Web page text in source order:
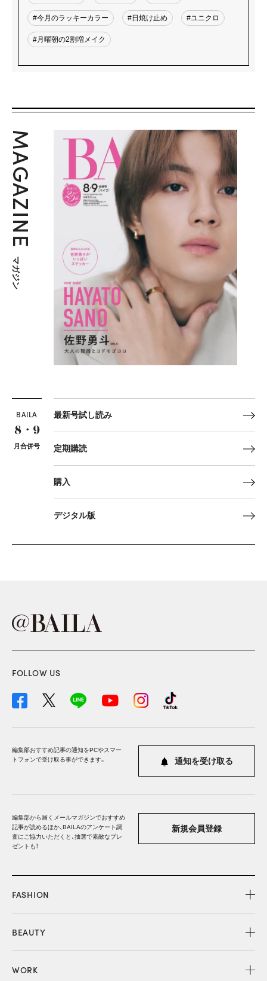
#今月のラッキーカラー #日焼け止め #ユニクロ
#月曜朝の2割増メイク
MAGAZINE
マガジン
BAILA
8・9
月合併号
最新号試し読み
定期購読
購入
デジタル版
FOLLOW US
編集部おすすめ記事の通知をPCやスマー
トフォンで受け取る事ができます。
通知を受け取る
編集部から届くメールマガジンでおすすめ
記事が読めるほか、BAILAのアンケート調
査にご協力いただくと、抽選で素敵なプレ
ゼントも！
新規会員登録
FASHION
BEAUTY
WORK